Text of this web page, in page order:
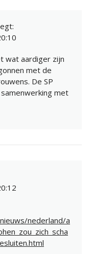
wat aardiger zijn
met de
De SP
met
nederland/a